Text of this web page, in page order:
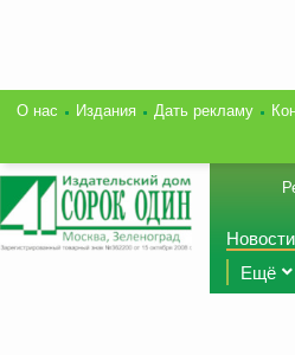
О нас Издания Дать рекламу
Новости
Ещё